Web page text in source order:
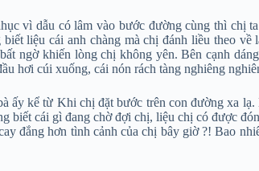
vì dẫu có lâm vào bước đường cùng thì chị
liệu cái anh chàng mà chị đánh liều theo
ngờ khiến lòng chị không yên. Bên cạnh
hơi cúi xuống, cái nón rách tàng nghiêng
kể từ Khi chị đặt bước trên con đường xa
cái gì đang chờ đợi chị, liệu chị có được
đắng hơn tình cảnh của chị bây giờ ?! Bao